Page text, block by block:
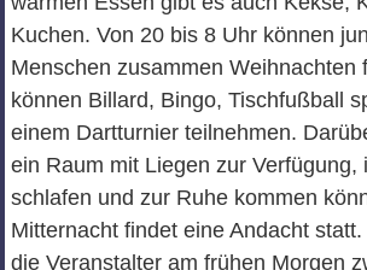
Kuchen. Von 20 bis 8 Uhr können
Menschen zusammen Weihnachten
können Billard, Bingo, Tischfußball
einem Dartturnier teilnehmen.
ein Raum mit Liegen zur Verfügung,
schlafen und zur Ruhe kommen
Mitternacht findet eine Andacht
die Veranstalter am frühen Morgen